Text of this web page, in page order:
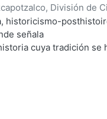
División de
e historiografía.
Johannes
historicismo-
señala
cuya tradición se